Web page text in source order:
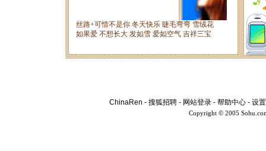
ChinaRen - 搜狐招聘 - 网站登录 - 帮助中心 - 设
Copyright © 2005